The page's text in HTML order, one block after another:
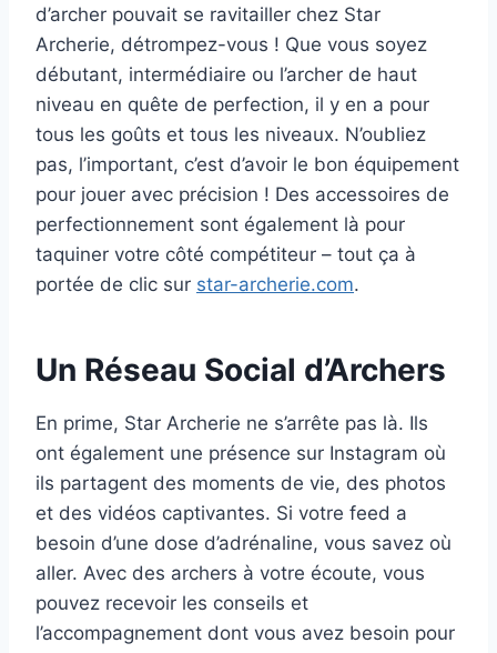
d’archer pouvait se ravitailler chez Star
Archerie, détrompez-vous ! Que vous soyez
débutant, intermédiaire ou l’archer de haut
niveau en quête de perfection, il y en a pour
tous les goûts et tous les niveaux. N’oubliez
pas, l’important, c’est d’avoir le bon équipement
pour jouer avec précision ! Des accessoires de
perfectionnement sont également là pour
taquiner votre côté compétiteur – tout ça à
portée de clic sur star-archerie.com.
Un Réseau Social d’Archers
En prime, Star Archerie ne s’arrête pas là. Ils
ont également une présence sur Instagram où
ils partagent des moments de vie, des photos
et des vidéos captivantes. Si votre feed a
besoin d’une dose d’adrénaline, vous savez où
aller. Avec des archers à votre écoute, vous
pouvez recevoir les conseils et
l’accompagnement dont vous avez besoin pour